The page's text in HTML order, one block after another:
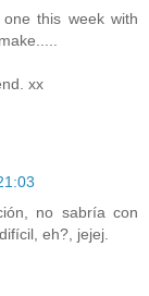
this week with
xx
no sabría con
eh?, jejej.